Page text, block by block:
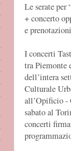
Le serate per
+ concerto
e
I concerti
tra Piemonte
dell’intera
Culturale
all’Opificio -
sabato al
concerti